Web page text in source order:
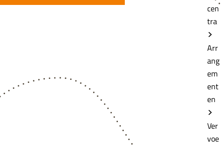
cen
tra
Arr
ang
em
ent
en
Ver
voe